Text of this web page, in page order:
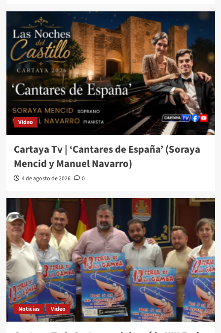
Video
Cartaya Tv | ‘Cantares de España’ (Soraya
Mencid y Manuel Navarro)
4 de agosto de 2026 0
Noticias Video